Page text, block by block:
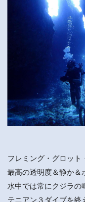
フレミング・グロット
最高の透明度＆静か＆
水中では常にクジラの
テニアン３ダイブを終